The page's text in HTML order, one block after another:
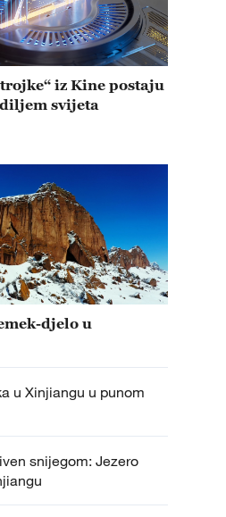
iz Kine postaju
svijeta
djelo u
u Xinjiangu u punom
snijegom: Jezero